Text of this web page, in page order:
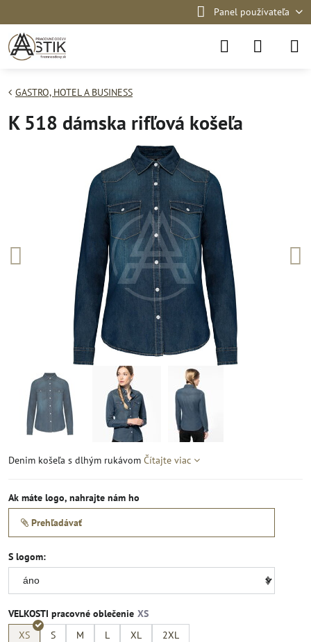
Panel používateľa
GASTRO, HOTEL A BUSINESS
K 518 dámska rifľová košeľa
Denim košeľa s dlhým rukávom Čítajte viac
Ak máte logo, nahrajte nám ho
Prehľadávať
S logom:
VELKOSTI pracovné oblečenie
XS
S M L XL 2XL